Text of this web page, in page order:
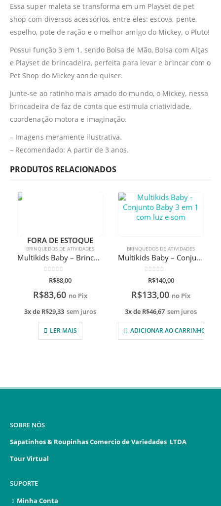
Essa super maleta se transforma em um Playset de pet
shop com diversos acessórios, entre eles: escova, pente,
espelho, pote de ração e o melhor amigo do Mickey, o Pluto!
Possui função 3 em 1, sendo Bolsa de Mão, Bolsa com Alças
e Playset de brincadeira, perfeita para levar e brincar com o
Pet Shop do Mickey aonde quiser.
Junte-se ao ratinho mais amado do mundo, o Mickey, nessa
brincadeira de faz de conta que estimula criatividade,
coordenação motora e imaginação.
– Imagens meramente ilustrativa.
– Recomendado: A partir de 3 anos.
PRODUTOS RELACIONADOS
FORA DE ESTOQUE
BRINQUEDOS DE ATIVIDADES
Multikids Baby – Brincando de Ser Conjunto Cozinha com Acessórios
de 5
R$88,00
R$83,60 no Pix
3x de R$29,33 sem juros
LER MAIS
BRINQUEDOS DE ATIVIDADES
Multikids Baby – Conjunto Baby 3 em 1 com luz e som
de 5
R$140,00
R$133,00 no Pix
3x de R$46,67 sem juros
ADICIONAR AO CARRINHO
SOBRE NÓS
Sapatinhos & Roupinhas Comercio de Variedades LTDA
Tour Virtual
SUPORTE
Minha Conta